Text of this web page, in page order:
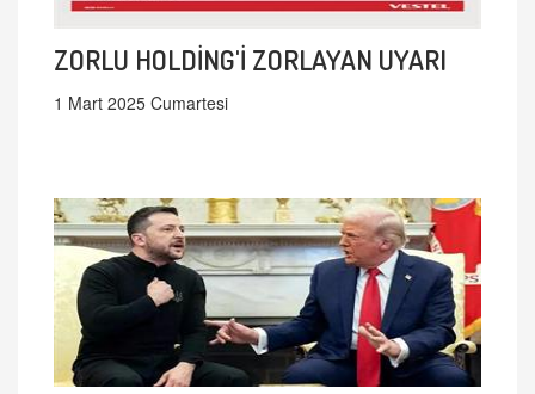
ZORLU HOLDİNG'İ ZORLAYAN UYARI
1 Mart 2025 Cumartesi